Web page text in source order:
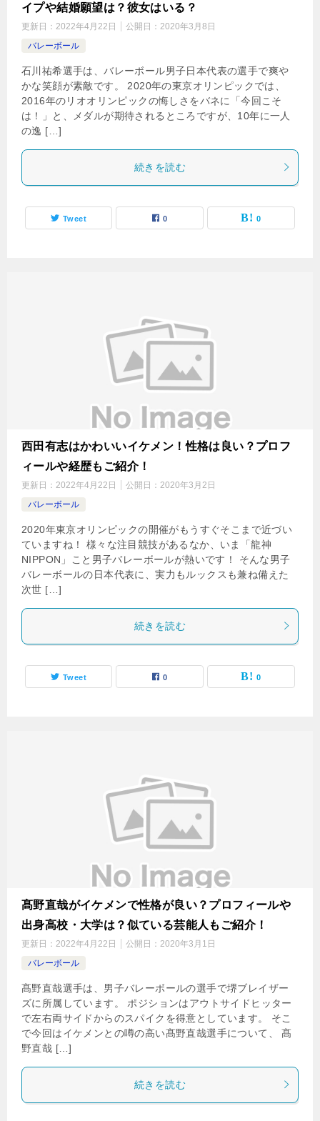
イプや結婚願望は？彼女はいる？
更新日： 2022年4月22日 公開日： 2020年3月8日
バレーボール
石川祐希選手は、バレーボール男子日本代表の選手で爽や
かな笑顔が素敵です。 2020年の東京オリンピックでは、
2016年のリオオリンピックの悔しさをバネに「今回こそ
は！」と、メダルが期待されるところですが、10年に一人
の逸 […]
続きを読む
Tweet 0 0
西田有志はかわいいイケメン！性格は良い？プロフ
ィールや経歴もご紹介！
更新日： 2022年4月22日 公開日： 2020年3月2日
バレーボール
2020年東京オリンピックの開催がもうすぐそこまで近づい
ていますね！ 様々な注目競技があるなか、いま「龍神
NIPPON」こと男子バレーボールが熱いです！ そんな男子
バレーボールの日本代表に、実力もルックスも兼ね備えた
次世 […]
続きを読む
Tweet 0 0
髙野直哉がイケメンで性格が良い？プロフィールや
出身高校・大学は？似ている芸能人もご紹介！
更新日： 2022年4月22日 公開日： 2020年3月1日
バレーボール
髙野直哉選手は、男子バレーボールの選手で堺ブレイザー
ズに所属しています。 ポジションはアウトサイドヒッター
で左右両サイドからのスパイクを得意としています。 そこ
で今回はイケメンとの噂の高い髙野直哉選手について、 髙
野直哉 […]
続きを読む